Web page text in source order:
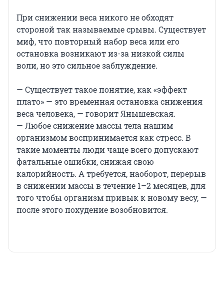
При снижении веса никого не обходят
стороной так называемые срывы. Существует
миф, что повторный набор веса или его
остановка возникают из-за низкой силы
воли, но это сильное заблуждение.
— Существует такое понятие, как «эффект
плато» — это временная остановка снижения
веса человека, — говорит Янышевская.
— Любое снижение массы тела нашим
организмом воспринимается как стресс. В
такие моменты люди чаще всего допускают
фатальные ошибки, снижая свою
калорийность. А требуется, наоборот, перерыв
в снижении массы в течение 1–2 месяцев, для
того чтобы организм привык к новому весу, —
после этого похудение возобновится.